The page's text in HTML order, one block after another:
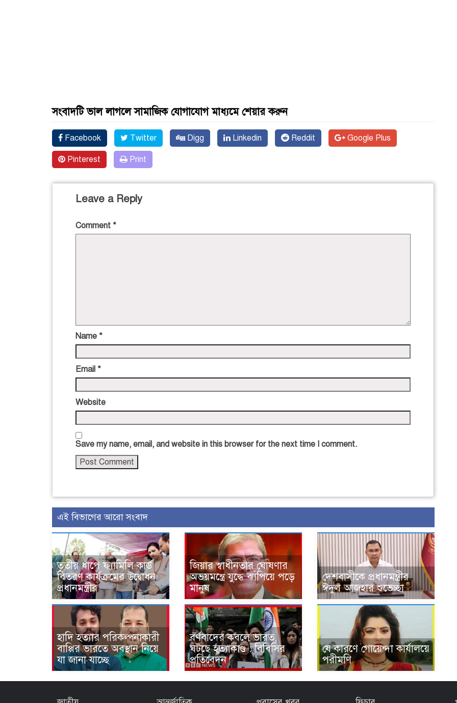
সংবাদটি ভাল লাগলে সামাজিক যোগাযোগ মাধ্যমে শেয়ার করুন
Facebook Twitter Digg Linkedin Reddit Google Plus
Pinterest Print
Leave a Reply
Comment *
Name *
Email *
Website
Save my name, email, and website in this browser for the next time I comment.
এই বিভাগের আরো সংবাদ
তৃতীয় ধাপে ফ্যামিলি কার্ড
বিতরণ কার্যক্রমের উদ্বোধন
প্রধানমন্ত্রীর
জিয়ার স্বাধীনতার ঘোষণার
অভয়মন্ত্রে যুদ্ধে ঝাঁপিয়ে পড়ে
মানুষ
দেশবাসীকে প্রধানমন্ত্রীর
ঈদুল আজহার শুভেচ্ছা
হাদি হত্যার পরিকল্পনাকারী
বাপ্পির ভারতে অবস্থান নিয়ে
যা জানা যাচ্ছে
বর্ণবাদের কবলে ভারত,
ঘটছে হত্যাকাণ্ড : বিবিসির
প্রতিবেদন
যে কারণে গোয়েন্দা কার্যালয়ে
পরীমণি